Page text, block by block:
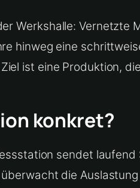
Werkshalle:
hinweg eine
ist eine Produktion,
konkret?
sendet
die